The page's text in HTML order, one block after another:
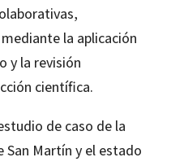
la aplicación
y la revisión
científica.
de caso de la
San Martín y el estado